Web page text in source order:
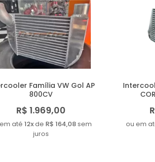
Família VW Gol AP
800CV
R$ 1.969,00
até12xde R$ 164,08sem
juros
ou em